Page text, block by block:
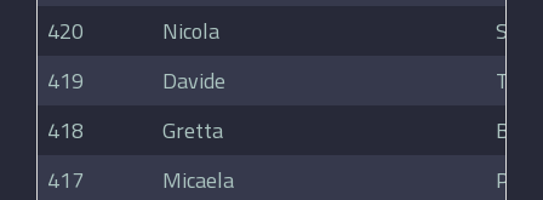
420 Nicola
419
Davide
418
Gretta
417
Micaela